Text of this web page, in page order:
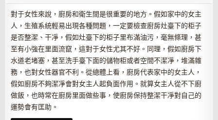
對于女性來說，廚房和衛生間是很重要的地方。假如家中的女主
人，生殖系統輕易出現各種問題，一定要檢查廚房灶臺下的柜子
是否整潔、干凈，假如灶臺下的柜子里布滿油污，毫無條理，甚
至有小強在里面流竄，這對于女性尤其不好。同理，假如廚房下
水道老堵塞，甚至洗手臺下面的儲物柜或者空間不潔凈，堆滿雜
務，也對女性器官不利。從總體上看，廚房代表家中的女主人，
假如廚房不夠潔凈會對女主人起負面作用。就算女主人從不下廚
做飯，也時常在廚房里面做些事，使廚房保持整潔干凈對自己的
運勢會有匡助。